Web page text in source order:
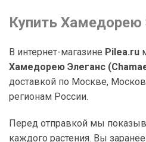
Купить Хамедорею
В интернет-магазине Pilea.ru
Хамедорею Элеганс
доставкой по Москве,
регионам России.
Перед отправкой мы
каждого растения. Вы